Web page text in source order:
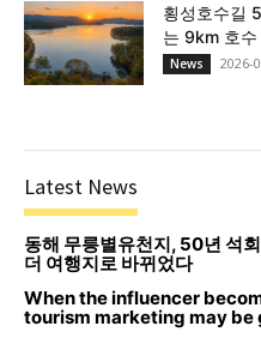
횡성호수길
는 9km 호수
News 2026-
Latest News
동해 무릉별유천지, 50년 석
더 여행지로 바뀌었다
When the influencer
tourism marketing may